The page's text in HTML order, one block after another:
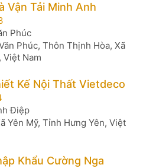
Vận Tải Minh Anh
Phúc
Phúc, Thôn Thịnh Hòa, Xã
Việt Nam
Kế Nội Thất Vietdeco
Điệp
Yên Mỹ, Tỉnh Hưng Yên, Việt
Khẩu Cường Nga